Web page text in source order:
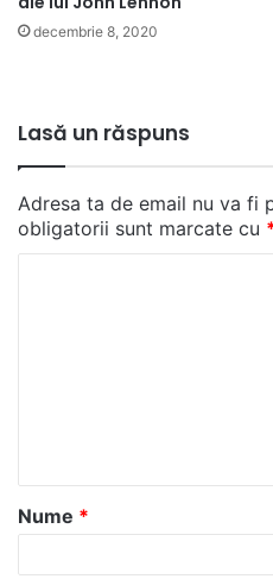
decembrie 8, 2020
Lasă un răspuns
Adresa ta de email nu va fi
obligatorii sunt marcate cu
a
r
Nume *